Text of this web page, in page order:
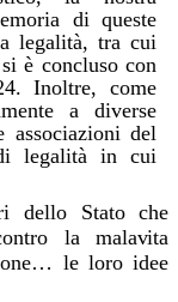
di queste
legalità, tra cui
è concluso con
Inoltre, come
a
diverse
associazioni del
legalità in cui
dello Stato che
la
malavita
le loro idee